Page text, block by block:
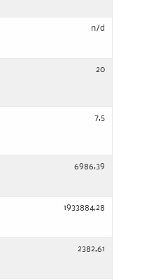
n/d
20
7,5
6986,39
1933884,28
2382,61